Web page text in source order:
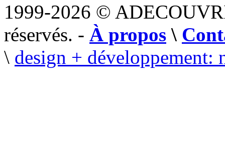
1999-2026 ©
réservés. - À propos \
\ design + développement: